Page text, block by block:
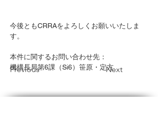
Previous Next
今後ともCRRAをよろしくお願いいたしま
す。
本件に関するお問い合わせ先：
機構長局第6課（Si6）笹原・定方